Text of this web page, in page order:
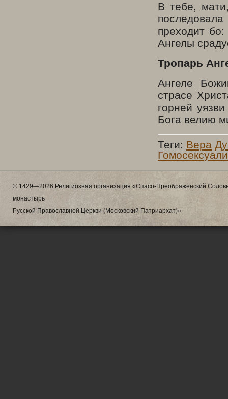
В тебе,
преходит
Ангелы
Тропарь
Ангеле
страсе
горней
Бога велию
Теги: Вера
© 1429—2026 Религиозная организация «Спасо-Преображенский
монастырь
Русской Православной Церкви (Московский Патриархат)»